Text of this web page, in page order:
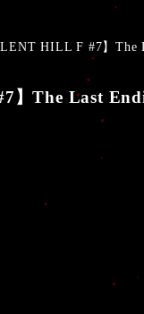
HILL F #7】The
】The Last